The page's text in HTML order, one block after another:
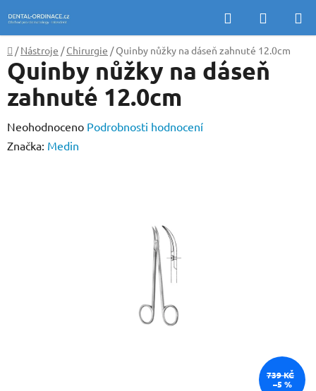
na
obsah
Hledat
KOŠÍK
Domů
/ Nástroje / Chirurgie / Quinby nůžky na dáseň zahnuté 12.0cm
Quinby nůžky na dáseň
zahnuté 12.0cm
Průměrné
hodnocení
Neohodnoceno Podrobnosti hodnocení
Značka: Medin
739 KČ
–5 %